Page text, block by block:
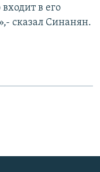
в его
сказал Синанян.